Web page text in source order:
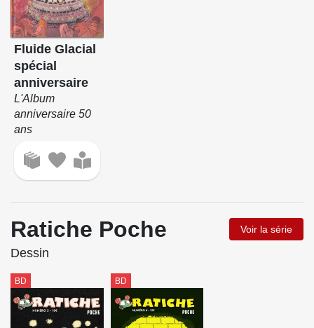
Fluide Glacial
spécial
anniversaire
L'Album
anniversaire 50
ans
Ratiche Poche Voir la série
Dessin
BD BD